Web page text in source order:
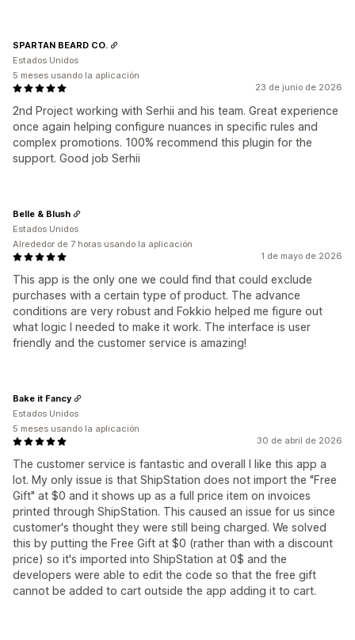
23 de junio de 2026
2nd Project working with Serhii and his team. Great experience
once again helping configure nuances in specific rules and
complex promotions. 100% recommend this plugin for the
support. Good job Serhii
SPARTAN BEARD CO.
Estados Unidos
5 meses usando la aplicación
1 de mayo de 2026
This app is the only one we could find that could exclude
purchases with a certain type of product. The advance
conditions are very robust and Fokkio helped me figure out
what logic I needed to make it work. The interface is user
friendly and the customer service is amazing!
Belle & Blush
Estados Unidos
Alrededor de 7 horas usando la aplicación
30 de abril de 2026
The customer service is fantastic and overall I like this app a
lot. My only issue is that ShipStation does not import the "Free
Gift" at $0 and it shows up as a full price item on invoices
printed through ShipStation. This caused an issue for us since
customer's thought they were still being charged. We solved
this by putting the Free Gift at $0 (rather than with a discount
price) so it's imported into ShipStation at 0$ and the
developers were able to edit the code so that the free gift
cannot be added to cart outside the app adding it to cart.
Bake it Fancy
Estados Unidos
5 meses usando la aplicación